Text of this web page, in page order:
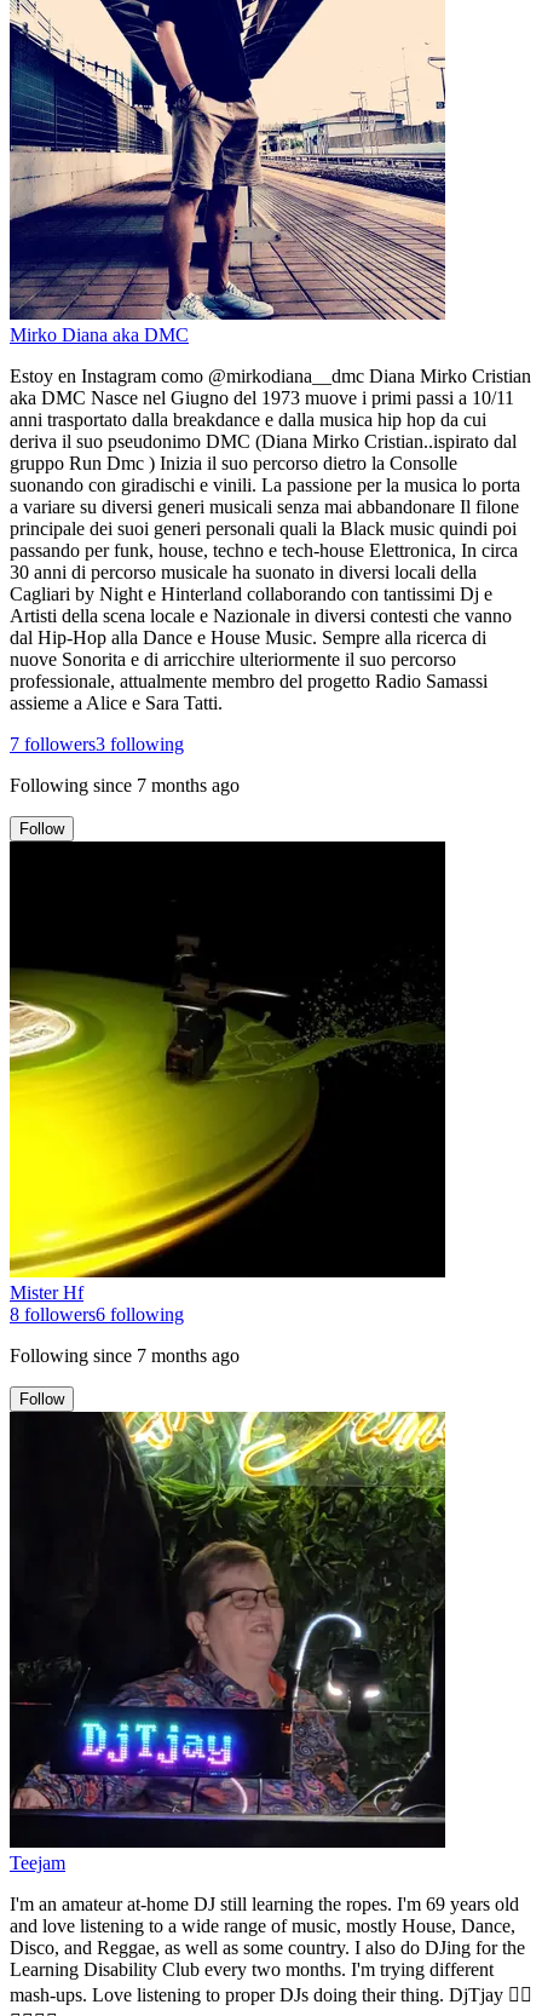
Mirko Diana aka DMC
Estoy en Instagram como @mirkodiana__dmc Diana Mirko Cristian
aka DMC Nasce nel Giugno del 1973 muove i primi passi a 10/11
anni trasportato dalla breakdance e dalla musica hip hop da cui
deriva il suo pseudonimo DMC (Diana Mirko Cristian..ispirato dal
gruppo Run Dmc ) Inizia il suo percorso dietro la Consolle
suonando con giradischi e vinili. La passione per la musica lo porta
a variare su diversi generi musicali senza mai abbandonare Il filone
principale dei suoi generi personali quali la Black music quindi poi
passando per funk, house, techno e tech-house Elettronica, In circa
30 anni di percorso musicale ha suonato in diversi locali della
Cagliari by Night e Hinterland collaborando con tantissimi Dj e
Artisti della scena locale e Nazionale in diversi contesti che vanno
dal Hip-Hop alla Dance e House Music. Sempre alla ricerca di
nuove Sonorita e di arricchire ulteriormente il suo percorso
professionale, attualmente membro del progetto Radio Samassi
assieme a Alice e Sara Tatti.
7 followers3 following
Following since 7 months ago
Follow
Mister Hf
8 followers6 following
Following since 7 months ago
Follow
Teejam
I'm an amateur at-home DJ still learning the ropes. I'm 69 years old
and love listening to a wide range of music, mostly House, Dance,
Disco, and Reggae, as well as some country. I also do DJing for the
Learning Disability Club every two months. I'm trying different
mash-ups. Love listening to proper DJs doing their thing. DjTjay 🏳️‍🌈